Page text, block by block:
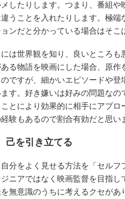
したりします。つまり、番組
うことを入れたりします。極
ンだと分かっている場合はそこ
は世界観を知り、良いところも
る物語を映画にした場合、原
ですが、細かいエピソードや
す。好き嫌いは好みの問題な
とにより効果的に相手にアプロ
験もあるので割合有効だと思い
己を引き立てる
分をよく見せる方法を「セルフ
ニアではなく映画監督を目指
無意識のうちに考えるクセが